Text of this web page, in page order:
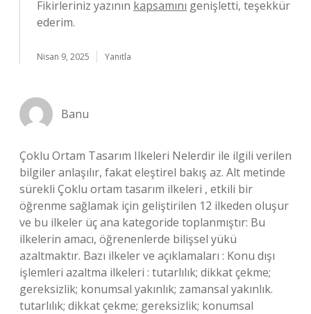
Fikirleriniz yazının kapsamını genişletti, teşekkür
ederim.
Nisan 9, 2025 Yanıtla
Banu
Çoklu Ortam Tasarım Ilkeleri Nelerdir ile ilgili verilen
bilgiler anlaşılır, fakat eleştirel bakış az. Alt metinde
sürekli Çoklu ortam tasarım ilkeleri , etkili bir
öğrenme sağlamak için geliştirilen 12 ilkeden oluşur
ve bu ilkeler üç ana kategoride toplanmıştır: Bu
ilkelerin amacı, öğrenenlerde bilişsel yükü
azaltmaktır. Bazı ilkeler ve açıklamaları : Konu dışı
işlemleri azaltma ilkeleri : tutarlılık; dikkat çekme;
gereksizlik; konumsal yakınlık; zamansal yakınlık.
tutarlılık; dikkat çekme; gereksizlik; konumsal